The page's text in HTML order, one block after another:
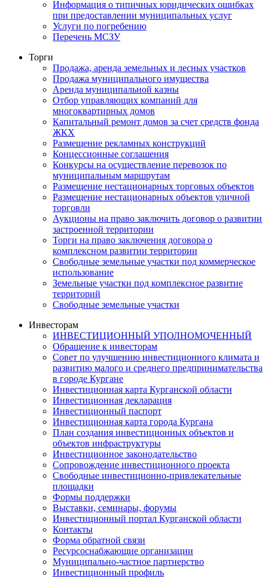
Информация о типичных юридических ошибках
при предоставлении муниципальных услуг
Услуги по погребению
Перечень МСЗУ
Торги
Продажа, аренда земельных и лесных участков
Продажа муниципального имущества
Аренда муниципальной казны
Отбор управляющих компаний для
многоквартирных домов
Капитальный ремонт домов за счет средств фонда
ЖКХ
Размещение рекламных конструкций
Концессионные соглашения
Конкурсы на осуществление перевозок по
муниципальным маршрутам
Размещение нестационарных торговых объектов
Размещение нестационарных объектов уличной
торговли
Аукционы на право заключить договор о развитии
застроенной территории
Торги на право заключения договора о
комплексном развитии территории
Свободные земельные участки под коммерческое
использование
Земельные участки под комплексное развитие
территорий
Свободные земельные участки
Инвесторам
ИНВЕСТИЦИОННЫЙ УПОЛНОМОЧЕННЫЙ
Обращение к инвесторам
Совет по улучшению инвестиционного климата и
развитию малого и среднего предпринимательства
в городе Кургане
Инвестиционная карта Курганской области
Инвестиционная декларация
Инвестиционный паспорт
Инвестиционная карта города Кургана
План создания инвестиционных объектов и
объектов инфраструктуры
Инвестиционное законодательство
Сопровождение инвестиционного проекта
Свободные инвестиционно-привлекательные
площадки
Формы поддержки
Выставки, семинары, форумы
Инвестиционный портал Курганской области
Контакты
Форма обратной связи
Ресурсоснабжающие организации
Муниципально-частное партнерство
Инвестиционный профиль